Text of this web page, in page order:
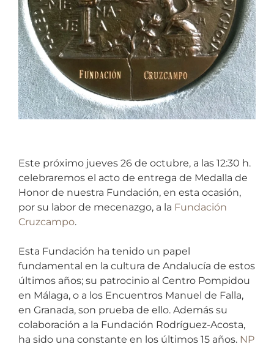
Este próximo jueves 26 de octubre, a las 12:30 h.
celebraremos el acto de entrega de Medalla de
Honor de nuestra Fundación, en esta ocasión,
por su labor de mecenazgo, a la Fundación
Cruzcampo.
Esta Fundación ha tenido un papel
fundamental en la cultura de Andalucía de estos
últimos años; su patrocinio al Centro Pompidou
en Málaga, o a los Encuentros Manuel de Falla,
en Granada, son prueba de ello. Además su
colaboración a la Fundación Rodríguez-Acosta,
ha sido una constante en los últimos 15 años. NP